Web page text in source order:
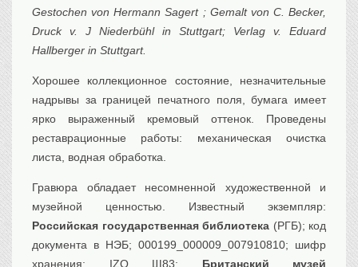
Медицина
Досуг
Разное
Gestochen von Hermann Sagert ; Gemalt von C. Becker,
Druck v. J Niederbühl in Stuttgart; Verlag v. Eduard
Hallberger in Stuttgart.
Хорошее коллекционное состояние, незначительные
надрывы за границей печатного поля, бумага имеет
ярко выраженный кремовый оттенок. Проведены
реставрационные работы: механическая очистка
листа, водная обработка.
Гравюра обладает несомненной художественной и
музейной ценностью. Известный экземпляр:
Российская государственная библиотека (РГБ); код
документа в НЭБ; 000199_000009_007910810; шифр
хранения: IZO Щ83; Британский музей